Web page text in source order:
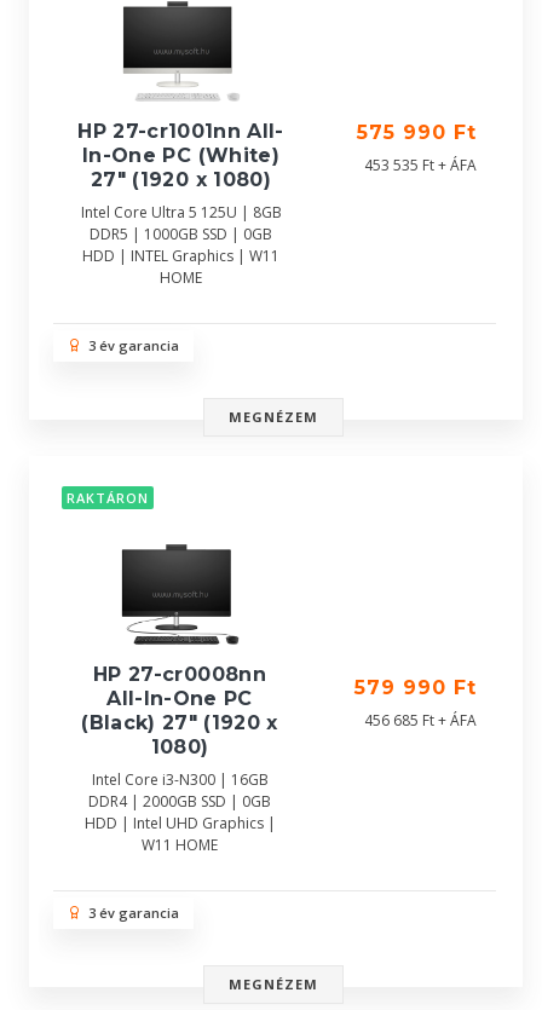
HP 27-cr1001nn All-
In-One PC (White)
27" (1920 x 1080)
Intel Core Ultra 5 125U | 8GB
DDR5 | 1000GB SSD | 0GB
HDD | INTEL Graphics | W11
HOME
575 990 Ft
453 535 Ft + ÁFA
3 év garancia
MEGNÉZEM
RAKTÁRON
HP 27-cr0008nn
All-In-One PC
(Black) 27" (1920 x
1080)
Intel Core i3-N300 | 16GB
DDR4 | 2000GB SSD | 0GB
HDD | Intel UHD Graphics |
W11 HOME
579 990 Ft
456 685 Ft + ÁFA
3 év garancia
MEGNÉZEM